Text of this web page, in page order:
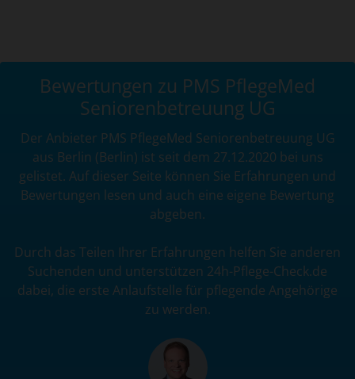
Bewertungen zu PMS PflegeMed
Seniorenbetreuung UG
Der Anbieter PMS PflegeMed Seniorenbetreuung UG
aus Berlin (Berlin) ist seit dem 27.12.2020 bei uns
gelistet. Auf dieser Seite können Sie Erfahrungen und
Bewertungen lesen und auch eine eigene Bewertung
abgeben.
Durch das Teilen Ihrer Erfahrungen helfen Sie anderen
Suchenden und unterstützen 24h-Pflege-Check.de
dabei, die erste Anlaufstelle für pflegende Angehörige
zu werden.